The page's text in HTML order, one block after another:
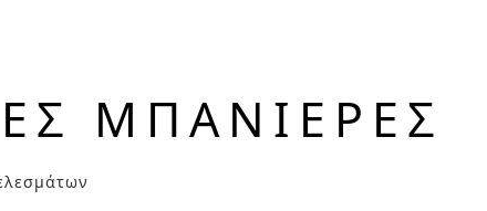
ΜΠΑΝΙΈΡΕΣ